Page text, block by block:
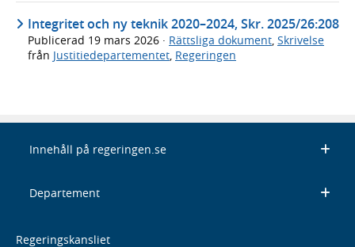
Integritet och ny teknik 2020–2024, Skr. 2025/26:208
Publicerad 19 mars 2026 · Rättsliga dokument Skrivelse
från Justitiedepartementet Regeringen
Innehåll på regeringen.se
Departement
Regeringskansliet